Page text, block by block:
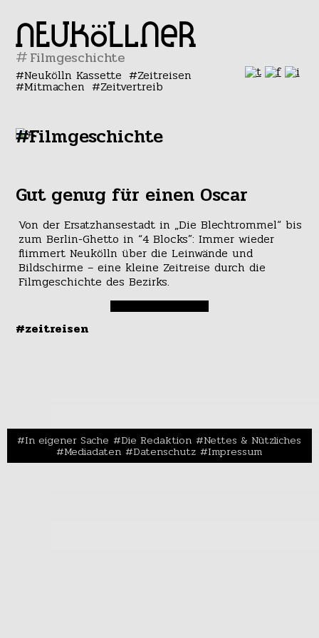
#
Neukölln Kassette Zeitreisen
Mitmachen Zeitvertreib
#Filmgeschichte
Gut genug für einen Oscar
Von der Ersatzhansestadt in „Die Blechtrommel“ bis
zum Berlin-Ghetto in “4 Blocks”: Immer wieder
flimmert Neukölln über die Leinwände und
Bildschirme – eine kleine Zeitreise durch die
Filmgeschichte des Bezirks.
#zeitreisen
In eigener Sache Die Redaktion Nettes & Nützliches
Mediadaten Datenschutz Impressum